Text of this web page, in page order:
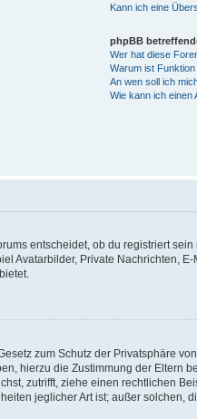
Kann ich eine
phpBB
Wer hat diese
Warum ist
An wen soll ich
Wie kann ich einen
entscheidet, ob du registriert
Avatarbilder, Private Nachrichten,
zum Schutz der Privatsphäre
hierzu die Zustimmung der Eltern
zutrifft, ziehe einen rechtlichen
jeglicher Art ist; außer solchen,